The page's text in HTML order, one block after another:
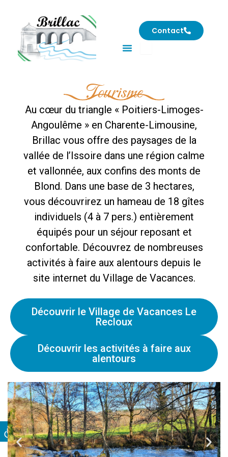
contenu
Contact
Tourisme
Au cœur du triangle « Poitiers-Limoges-
Angoulême » en Charente-Limousine,
Brillac vous offre des paysages de la
vallée de l’Issoire dans une région calme
et vallonnée, aux confins des monts de
Blond. Dans une base de 3 hectares,
vous découvrirez un hameau de 18 gîtes
individuels (4 à 7 pers.) entièrement
équipés pour un séjour reposant et
confortable. Découvrez de nombreuses
activités à faire aux alentours depuis le
site internet du Village de Vacances.
Découvrir le Village de Vacances Le
Recloux
Découvrir les activités à faire aux
alentours